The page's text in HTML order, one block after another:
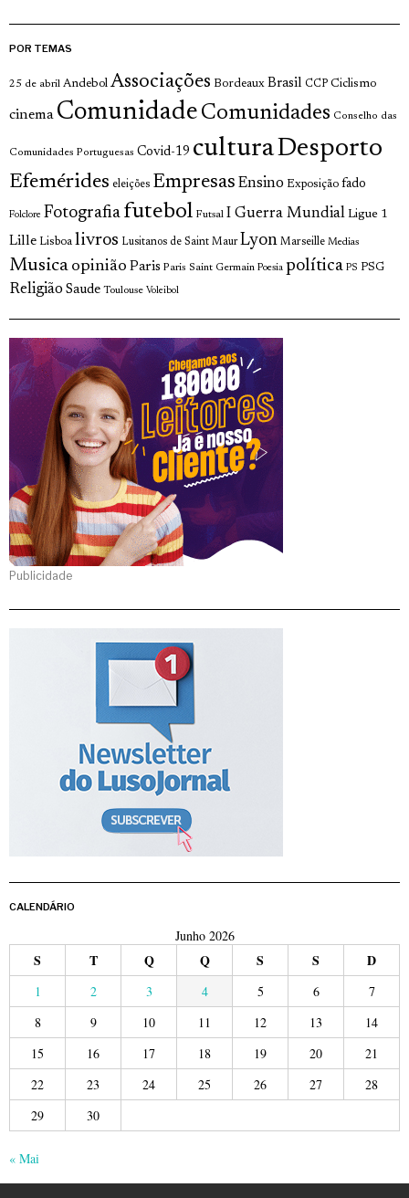
POR TEMAS
25 de abril Andebol Associações Bordeaux Brasil CCP Ciclismo
cinema Comunidade Comunidades Conselho das
Comunidades Portuguesas Covid-19 culturaDesporto
Efemérides eleições Empresas Ensino Exposição fado
Folclore Fotografia futebol Futsal I Guerra Mundial Ligue 1
Lille Lisboa livros Lusitanos de Saint Maur Lyon Marseille Medias
Musica opinião Paris Paris Saint Germain Poesia política PS PSG
Religião Saude Toulouse Voleibol
Publicidade
CALENDÁRIO
Junho 2026
S T Q Q S S D
1 2 3 4 5 6
7
8
9 10 11 12 13
14
15
16 17 18 19 20
21
22
23 24 25 26 27
28
29
30
« Mai